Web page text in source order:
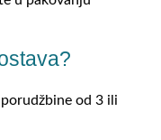
od 3 ili